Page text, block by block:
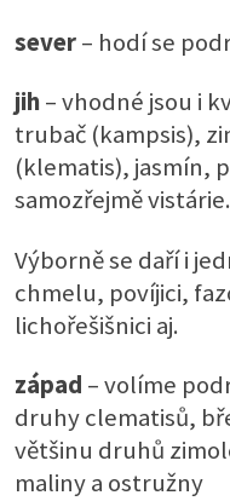
sever– hodí se
jih– vhodné jsou i
trubač (kampsis),
(klematis), jasmín,
samozřejmě vistárie.
Výborně se daří i
chmelu, povíjici,
lichořešišnici aj.
západ – volíme
druhy clematisů,
většinu druhů
maliny a ostružny